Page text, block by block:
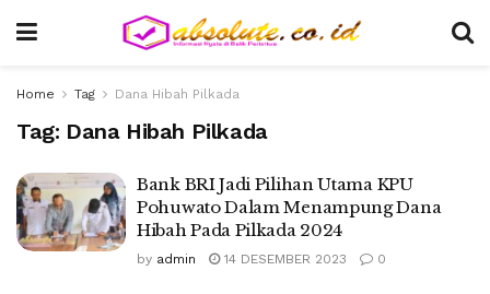
Home Tag Dana Hibah Pilkada
Tag: Dana Hibah Pilkada
Bank BRI Jadi Pilihan Utama KPU
Pohuwato Dalam Menampung Dana
Hibah Pada Pilkada 2024
by admin 14 DESEMBER 2023 0